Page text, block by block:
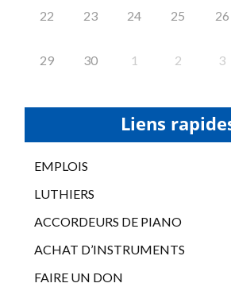
22 23 24 25 26
29 30 1 2 3
Liens
EMPLOIS
LUTHIERS
ACCORDEURS DE PIANO
ACHAT D’INSTRUMENTS
FAIRE UN DON